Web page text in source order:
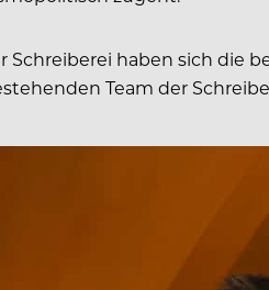
haben sich die
Team der